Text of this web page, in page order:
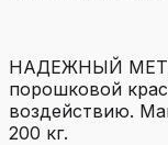
НАДЕЖНЫЙ
порошковой
воздействию.
200 кг.